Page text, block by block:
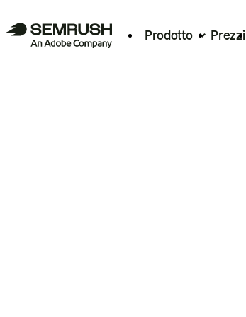
Prodotto Prezzi